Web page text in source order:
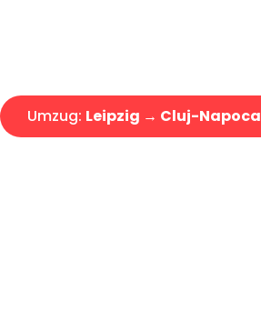
Umzug: Leipzig → Cluj-Napoca